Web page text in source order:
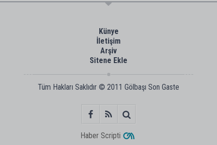
Künye
İletişim
Arşiv
Sitene Ekle
Tüm Hakları Saklıdır © 2011 Gölbaşı Son Gaste
Haber Scripti